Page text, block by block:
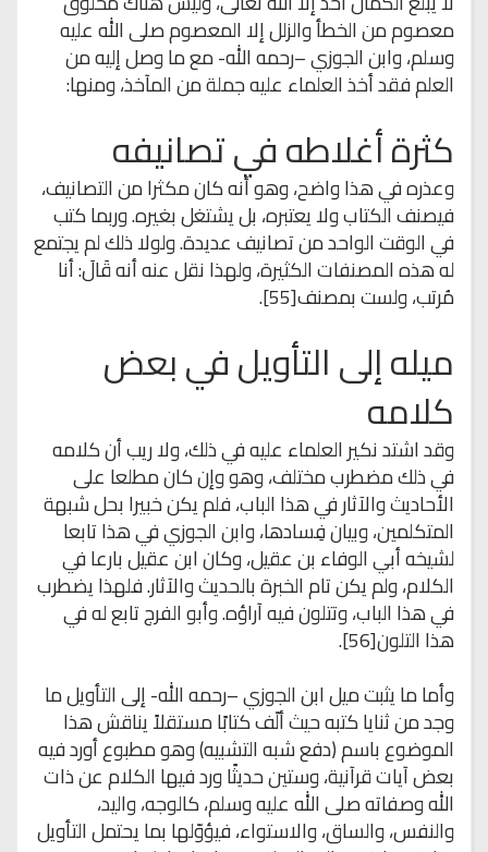
معصوم من الخطأ والزلل إلا المعصوم صلى الله عليه
وسلم، وابن الجوزي –رحمه الله- مع ما وصل إليه من
العلم فقد أخذ العلماء عليه جملة من المآخذ، ومنها:
كثرة أغلاطه في تصانيفه
وعذره في هذا واضح، وهو أنه كان مكثرا من التصانيف،
فيصنف الكتاب ولا يعتبره، بل يشتغل بغيره. وربما كتب
في الوقت الواحد من تصانيف عديدة. ولولا ذلك لم يجتمع
له هذه المصنفات الكثيرة، ولهذا نقل عنه أنه قَالَ: أنا
مُرتب، ولست بمصنف[55].
ميله إلى التأويل في بعض
كلامه
وقد اشتد نكير العلماء عليه في ذلك، ولا ريب أن كلامه
في ذلك مضطرب مختلف، وهو وإن كان مطلعا على
الأحاديث والآثار في هذا الباب، فلم يكن خبيرا بحل شبهة
المتكلمين، وبيان فِسادها، وابن الجوزي في هذا تابعا
لشيخه أبي الوفاء بن عقيل، وكان ابن عقيل بارعا في
الكلام، ولم يكن تام الخبرة بالحديث والآثار. فلهذا يضطرب
في هذا الباب، وتتلون فيه آراؤه. وأبو الفرج تابع له في
هذا التلون[56].
وأما ما يثبت ميل ابن الجوزي –رحمه الله- إلى التأويل ما
وجد من ثنايا كتبه حيث ألّف كتابًا مستقلاً يناقش هذا
الموضوع باسم (دفع شبه التشبيه) وهو مطبوع أورد فيه
بعض آيات قرآنية، وستين حديثًا ورد فيها الكلام عن ذات
الله وصفاته صلى الله عليه وسلم، كالوجه، واليد،
والنفس، والساق، والاستواء، فيؤوّلها بما يحتمل التأويل